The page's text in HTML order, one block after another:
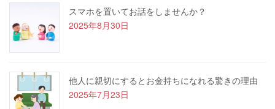
スマホを置いてお話をしませんか？
2025年8月30日
他人に親切にするとお金持ちになれる驚きの理由
2025年7月23日